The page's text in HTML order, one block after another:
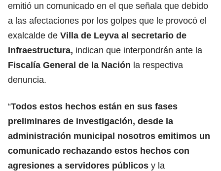
emitió un comunicado en el que señala que debido
a las afectaciones por los golpes que le provocó el
exalcalde de Villa de Leyva al secretario de
Infraestructura, indican que interpondrán ante la
Fiscalía General de la Nación la respectiva
denuncia.
“Todos estos hechos están en sus fases
preliminares de investigación, desde la
administración municipal nosotros emitimos un
comunicado rechazando estos hechos con
agresiones a servidores públicos y la